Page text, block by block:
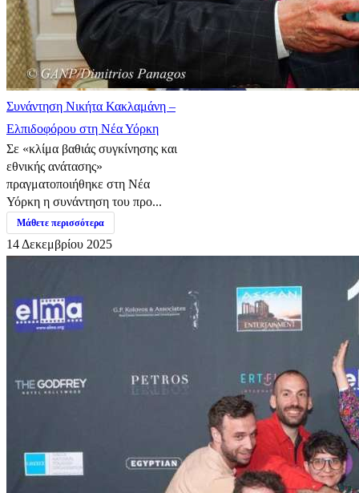
Συνάντηση Νικήτα Κακλαμάνη –
Ελπιδοφόρου στη Νέα Υόρκη
Σε «κλίμα βαθιάς συγκίνησης και
εθνικής ανάτασης»
πραγματοποιήθηκε στη Νέα
Υόρκη η συνάντηση του προ...
Μάθετε περισσότερα
14 Δεκεμβρίου 2025